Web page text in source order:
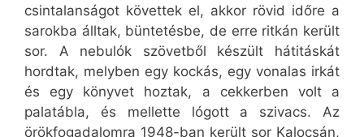
csintalanságot követtek el, akkor rövid időre a
sarokba álltak, büntetésbe, de erre ritkán került
sor. A nebulók szövetből készült hátitáskát
hordtak, melyben egy kockás, egy vonalas irkát
és egy könyvet hoztak, a cekkerben volt a
palatábla, és mellette lógott a szivacs. Az
örökfogadalomra 1948-ban került sor Kalocsán,